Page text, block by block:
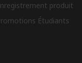
produit
Étudiants